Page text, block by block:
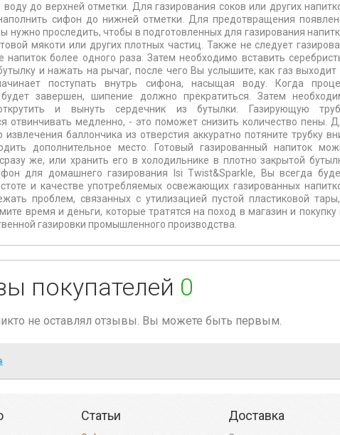
до верхней отметки. Для газирования соков или других
сифон до нижней отметки. Для предотвращения
нужно проследить, чтобы в подготовленных для газирования
мякоти или других плотных частиц. Также не следует
напиток более одного раза. Затем необходимо вставить
и нажать на рычаг, после чего Вы услышите, как газ выходит
поступать внутрь сифона, насыщая воду. Когда
будет завершен, шипение должно прекратиться. Затем
и вынуть сердечник из бутылки. Газирующую
отвинчивать медленно, - это поможет снизить количество пены.
извлечения баллончика из отверстия аккуратно потяните трубку
дополнительное место. Готовый газированный напиток
же, или хранить его в холодильнике в плотно закрытой
для домашнего газирования Isi Twist&Sparkle, Вы всегда
и качестве употребляемых освежающих газированных
проблем, связанных с утилизацией пустой пластиковой
время и деньги, которые тратятся на поход в магазин и покупку
газировки промышленного производства.
покупателей 0
не оставлял отзывы. Вы можете быть первым.
Статьи Доставка